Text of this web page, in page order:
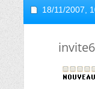
18/11/2007,